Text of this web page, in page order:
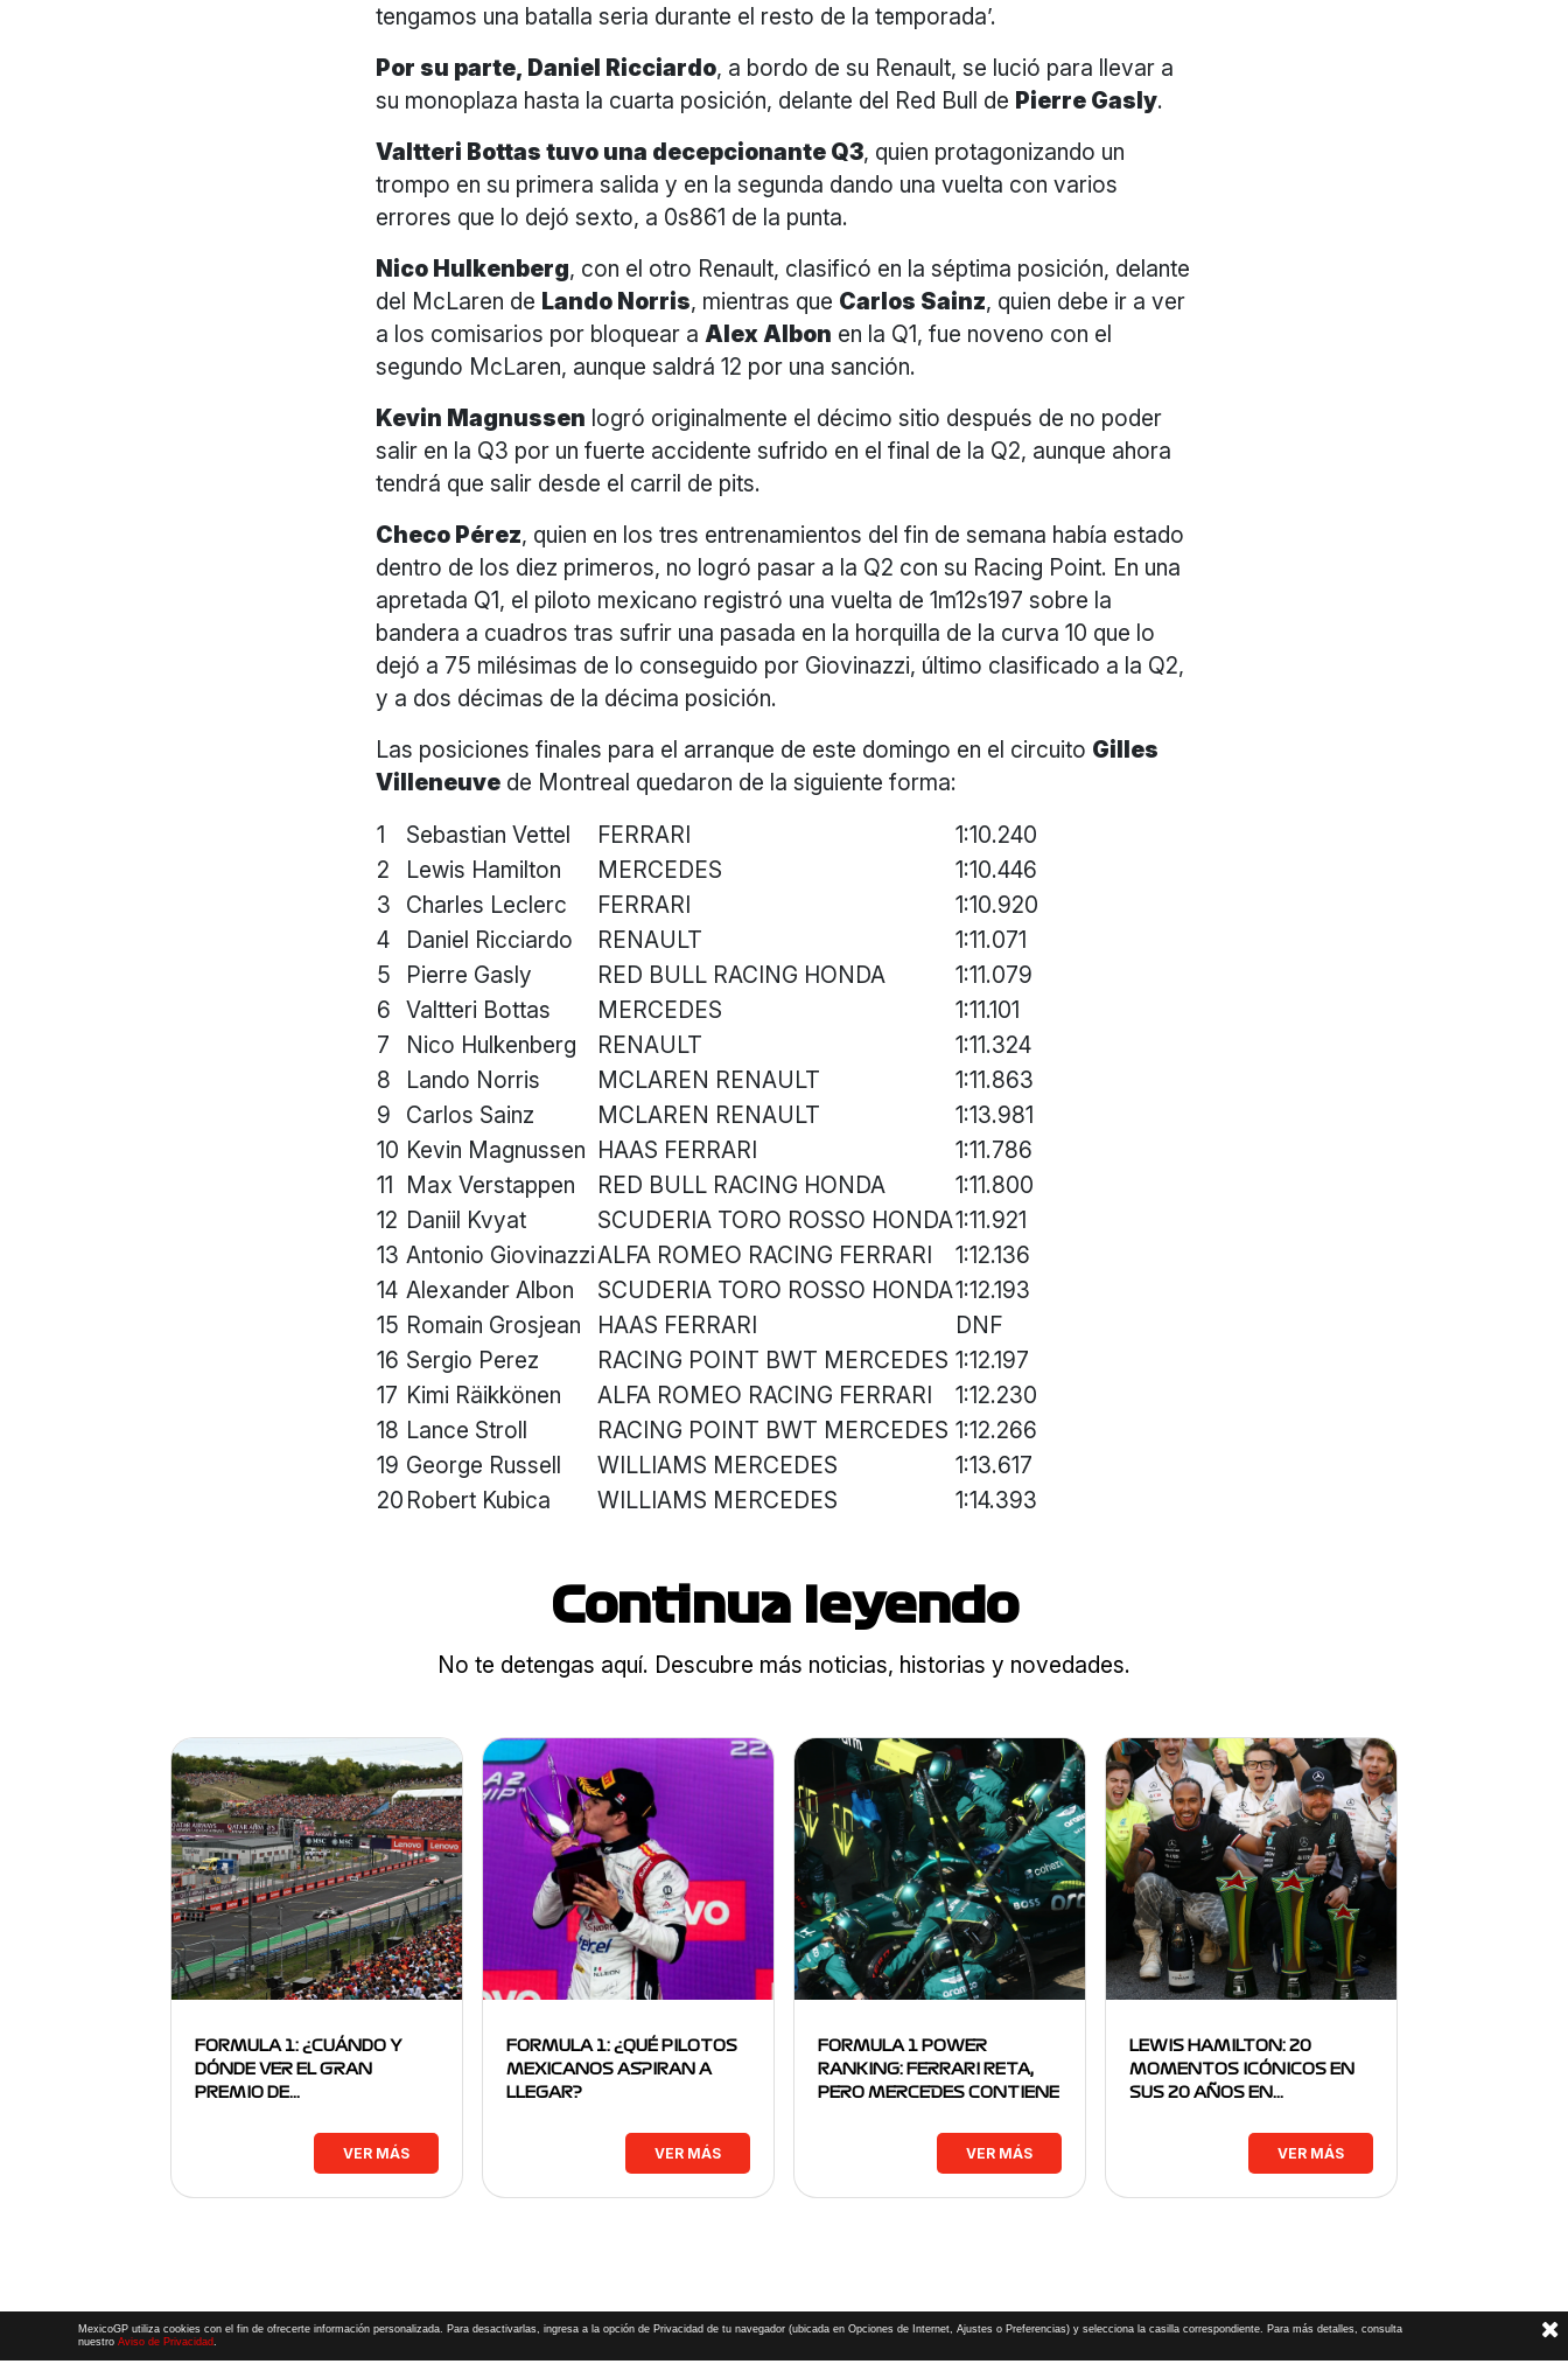
tengamos una batalla seria durante el resto de la temporada’.
Por su parte, Daniel Ricciardo, a bordo de su Renault, se lució para llevar a
su monoplaza hasta la cuarta posición, delante del Red Bull de Pierre Gasly.
Valtteri Bottas tuvo una decepcionante Q3, quien protagonizando un
trompo en su primera salida y en la segunda dando una vuelta con varios
errores que lo dejó sexto, a 0s861 de la punta.
Nico Hulkenberg, con el otro Renault, clasificó en la séptima posición, delante
del McLaren de Lando Norris, mientras que Carlos Sainz, quien debe ir a ver
a los comisarios por bloquear aAlex Albon en la Q1, fue noveno con el
segundo McLaren, aunque saldrá 12 por una sanción.
Kevin Magnussen logró originalmente el décimo sitio después de no poder
salir en la Q3 por un fuerte accidente sufrido en el final de la Q2, aunque ahora
tendrá que salir desde el carril de pits.
Checo Pérez, quien en los tres entrenamientos del fin de semana había estado
dentro de los diez primeros, no logró pasar a la Q2 con su Racing Point. En una
apretada Q1, el piloto mexicano registró una vuelta de 1m12s197 sobre la
bandera a cuadros tras sufrir una pasada en la horquilla de la curva 10 que lo
dejó a 75 milésimas de lo conseguido por Giovinazzi, último clasificado a la Q2,
y a dos décimas de la décima posición.
Las posiciones finales para el arranque de este domingo en el circuito Gilles
Villeneuve de Montreal quedaron de la siguiente forma:
1
Sebastian Vettel FERRARI
1:10.240
2
Lewis Hamilton MERCEDES
1:10.446
3
Charles Leclerc FERRARI
1:10.920
4
Daniel Ricciardo RENAULT
1:11.071
5
Pierre Gasly RED BULL RACING HONDA
1:11.079
6
Valtteri Bottas MERCEDES
1:11.101
7
Nico Hulkenberg RENAULT
1:11.324
8
Lando Norris MCLAREN RENAULT
1:11.863
9
Carlos Sainz MCLAREN RENAULT
1:13.981
10 Kevin Magnussen HAAS FERRARI
1:11.786
11 Max Verstappen RED BULL RACING HONDA
1:11.800
12 Daniil Kvyat SCUDERIA TORO ROSSO HONDA1:11.921
13 Antonio GiovinazziALFA ROMEO RACING FERRARI
1:12.136
14 Alexander Albon SCUDERIA TORO ROSSO HONDA1:12.193
15 Romain Grosjean HAAS FERRARI
DNF
16 Sergio Perez RACING POINT BWT MERCEDES 1:12.197
17 Kimi Räikkönen ALFA ROMEO RACING FERRARI
1:12.230
18 Lance Stroll RACING POINT BWT MERCEDES 1:12.266
19 George Russell WILLIAMS MERCEDES
1:13.617
20 Robert Kubica WILLIAMS MERCEDES 1:14.393
Continua leyendo
No te detengas aquí. Descubre más noticias, historias y novedades.
FORMULA 1: ¿CUÁNDO Y
DÓNDE VER EL GRAN
PREMIO DE…
VER MÁS
FORMULA 1: ¿QUÉ PILOTOS
MEXICANOS ASPIRAN A
LLEGAR?
VER MÁS
FORMULA 1 POWER
RANKING: FERRARI RETA,
PERO MERCEDES CONTIENE
VER MÁS
LEWIS HAMILTON: 20
MOMENTOS ICÓNICOS EN
SUS 20 AÑOS EN…
VER MÁS
MexicoGP utiliza cookies con el fin de ofrecerte información personalizada. Para desactivarlas, ingresa a la opción de Privacidad de tu navegador (ubicada en Opciones de Internet, Ajustes o Preferencias) y selecciona la casilla correspondiente. Para más detalles, consulta
nuestroAviso de Privacidad.